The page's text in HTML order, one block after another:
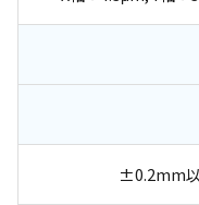
±0.2mm以